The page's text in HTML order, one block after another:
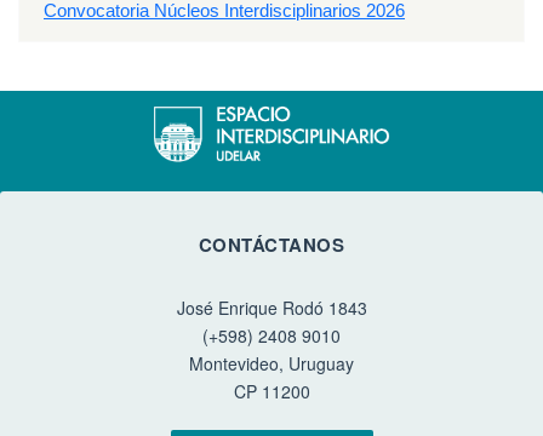
Convocatoria Núcleos Interdisciplinarios 2026
CONTÁCTANOS
José Enrique Rodó 1843
(+598) 2408 9010
Montevideo, Uruguay
CP 11200